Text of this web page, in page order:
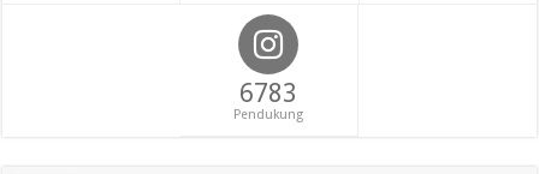
6783
Pendukung